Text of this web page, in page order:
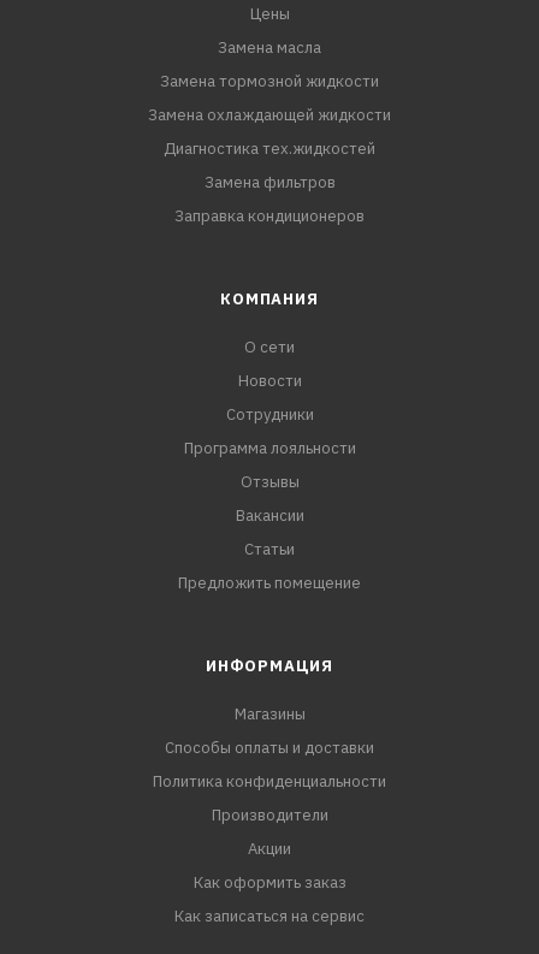
Цены
Замена масла
Замена тормозной жидкости
Замена охлаждающей жидкости
Диагностика тех.жидкостей
Замена фильтров
Заправка кондиционеров
КОМПАНИЯ
О сети
Новости
Сотрудники
Программа лояльности
Отзывы
Вакансии
Статьи
Предложить помещение
ИНФОРМАЦИЯ
Магазины
Способы оплаты и доставки
Политика конфиденциальности
Производители
Акции
Как оформить заказ
Как записаться на сервис